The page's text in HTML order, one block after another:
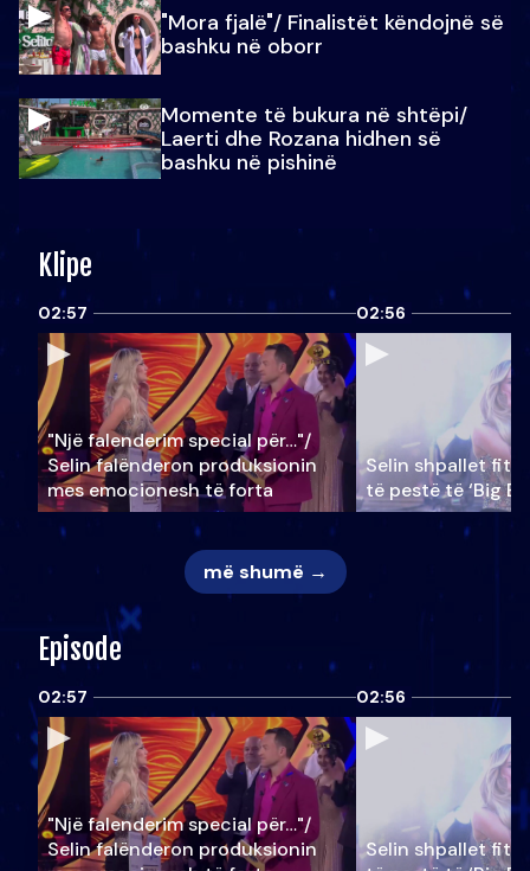
"Mora fjalë"/ Finalistët këndojnë së
bashku në oborr
Momente të bukura në shtëpi/
Laerti dhe Rozana hidhen së
bashku në pishinë
Klipe
02:57
"Një falenderim special për…"/
Selin falënderon produksionin
mes emocionesh të forta
02:56
Selin shpallet
të pestë të ‘Big
më shumë →
Episode
02:57
"Një falenderim special për…"/
Selin falënderon produksionin
02:56
Selin shpallet